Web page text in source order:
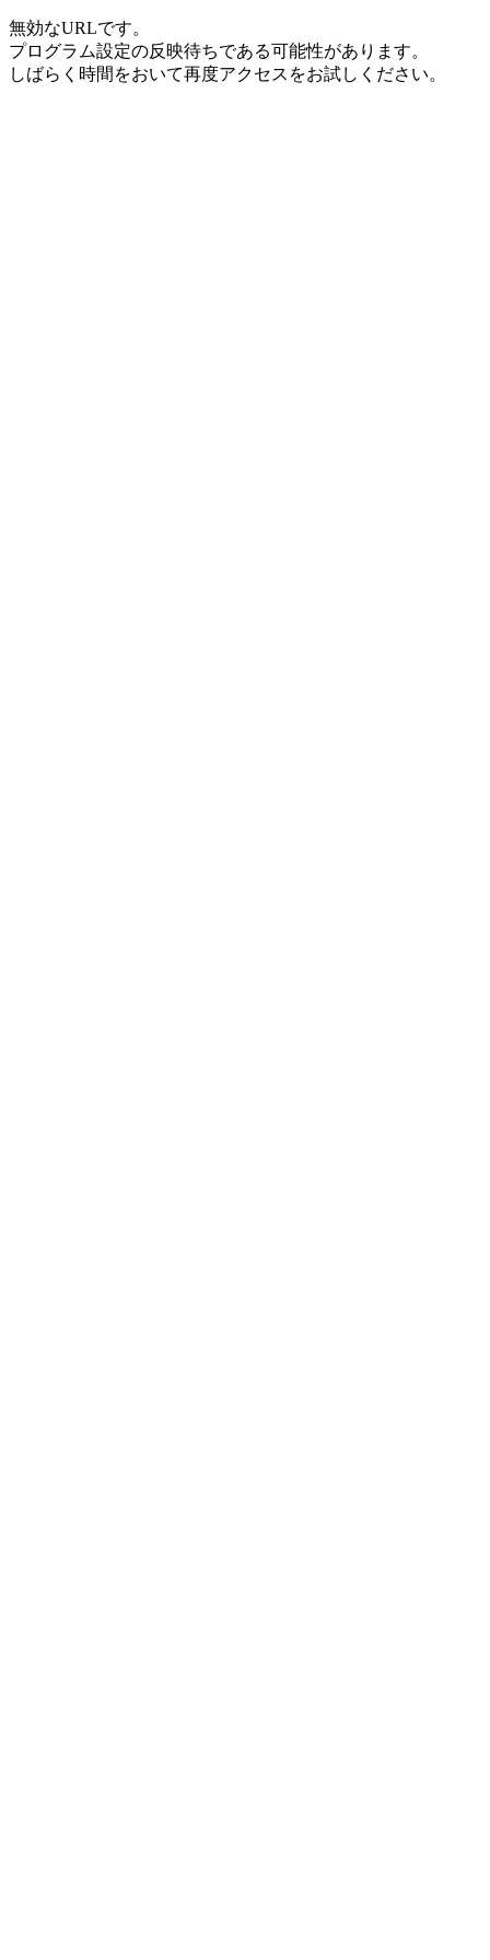
無効なURLです。
プログラム設定の反映待ちである可能性があります。
しばらく時間をおいて再度アクセスをお試しください。